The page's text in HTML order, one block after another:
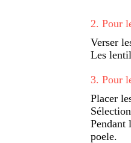
2. Pour
Verser
Les
3. Pour
Placer
Pendant
poele.